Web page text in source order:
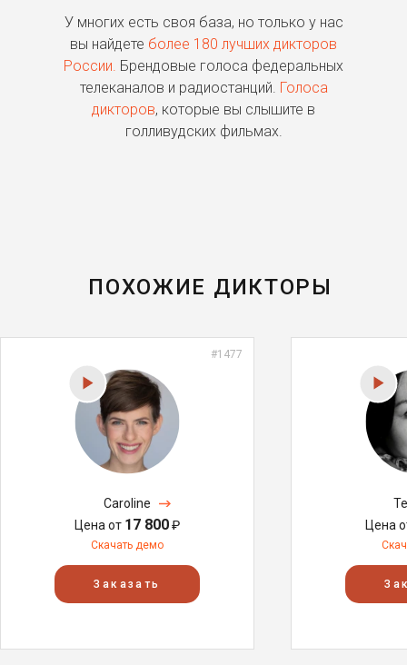
У многих есть своя база, но только у нас
вы найдете более 180 лучших дикторов
России. Брендовые голоса федеральных
телеканалов и радиостанций. Голоса
дикторов, которые вы слышите в
голливудских фильмах.
ПОХОЖИЕ ДИКТОРЫ
#1477
Caroline
Цена от 17 800₽
Скачать демо
Заказать
Цена